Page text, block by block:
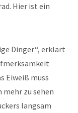
Hier ist ein
Dinger“, erklärt
Eiweiß muss
mehr zu sehen
langsam